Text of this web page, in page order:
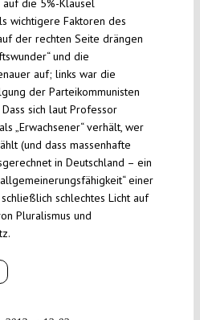
die 5%-Klausel
wichtigere Faktoren des
der rechten Seite drängen
und die
auf; links war die
der Parteikommunisten
sich laut Professor
„Erwachsener“ verhält, wer
(und dass massenhafte
in Deutschland – ein
einer
schlechtes Licht auf
Pluralismus und